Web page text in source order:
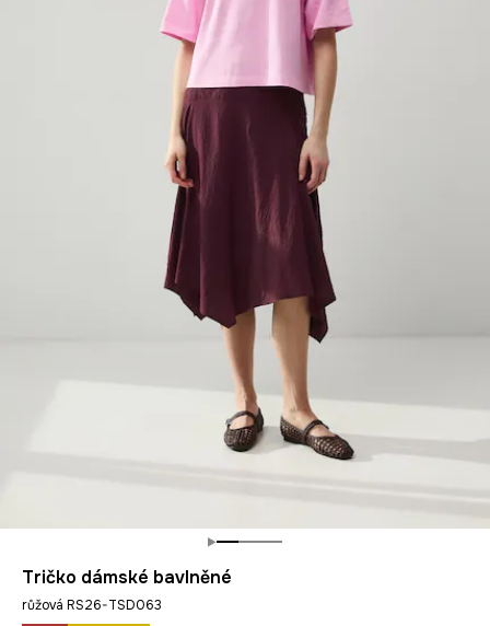
Tričko dámské bavlněné
růžová RS26-TSD063